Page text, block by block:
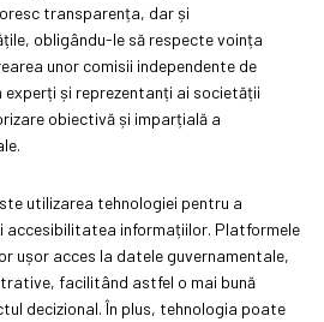
transparența, dar și
obligându-le să respecte voința
unor comisii independente de
și reprezentanți ai societății
obiectivă și imparțială a
utilizarea tehnologiei pentru a
accesibilitatea informațiilor. Platformele
ușor acces la datele guvernamentale,
facilitând astfel o mai bună
decizional. În plus, tehnologia poate